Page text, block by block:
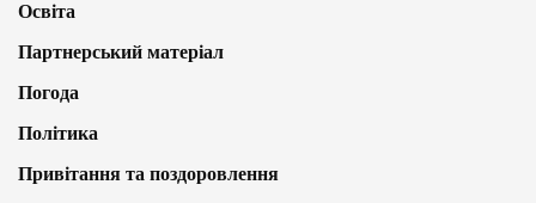
Освіта
Партнерський матеріал
Погода
Політика
Привітання та поздоровлення